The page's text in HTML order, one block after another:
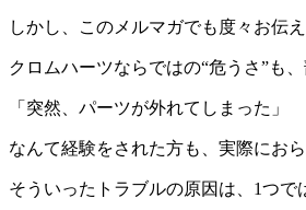
しかし、このメルマガでも度々お伝
クロムハーツならではの“危うさ”も
「突然、パーツが外れてしまった」
なんて経験をされた方も、実際におら
そういったトラブルの原因は、1つで